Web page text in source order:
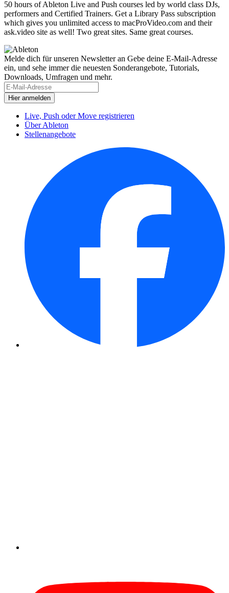
50 hours of Ableton Live and Push courses led by world class DJs,
performers and Certified Trainers. Get a Library Pass subscription
which gives you unlimited access to macProVideo.com and their
ask.video site as well! Two great sites. Same great courses.
Melde dich für unseren Newsletter an Gebe deine E-Mail-Adresse
ein, und sehe immer die neuesten Sonderangebote, Tutorials,
Downloads, Umfragen und mehr.
Live, Push oder Move registrieren
Über Ableton
Stellenangebote